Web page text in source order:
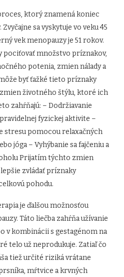
ktorý znamená koniec
sa vyskytuje vo veku 45
vek menopauzy je 51 rokov.
pociťovať množstvo príznakov,
potenia, zmien nálady a
byť ťažké tieto príznaky
životného štýlu, ktoré ich
zahŕňajú: – Dodržiavanie
fyzickej aktivite –
stresu pomocou relaxačných
jóga – Vyhýbanie sa fajčeniu a
Prijatím týchto zmien
zvládať príznaky
pohodu.
je ďalšou možnosťou
Táto liečba zahŕňa užívanie
v kombinácii s gestagénom na
telo už neprodukuje. Zatiaľ čo
tiež určité riziká vrátane
mŕtvice a krvných